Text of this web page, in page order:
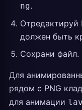
ng.
Отредактируй
должен быть
Сохрани файл.
Для
рядом с PNG
для анимации